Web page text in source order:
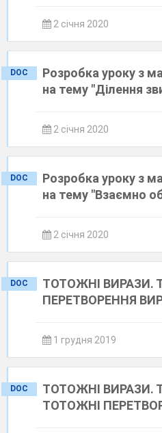
2 січня 2020
DOC
Розробка уроку з
на тему "Ділення
2 січня 2020
DOC
Розробка уроку з
на тему "Взаємно
2 січня 2020
DOC
ТОТОЖНІ ВИРАЗИ.
ПЕРЕТВОРЕННЯ
1 грудня 2019
DOC
ТОТОЖНІ ВИРАЗИ.
ТОТОЖНІ